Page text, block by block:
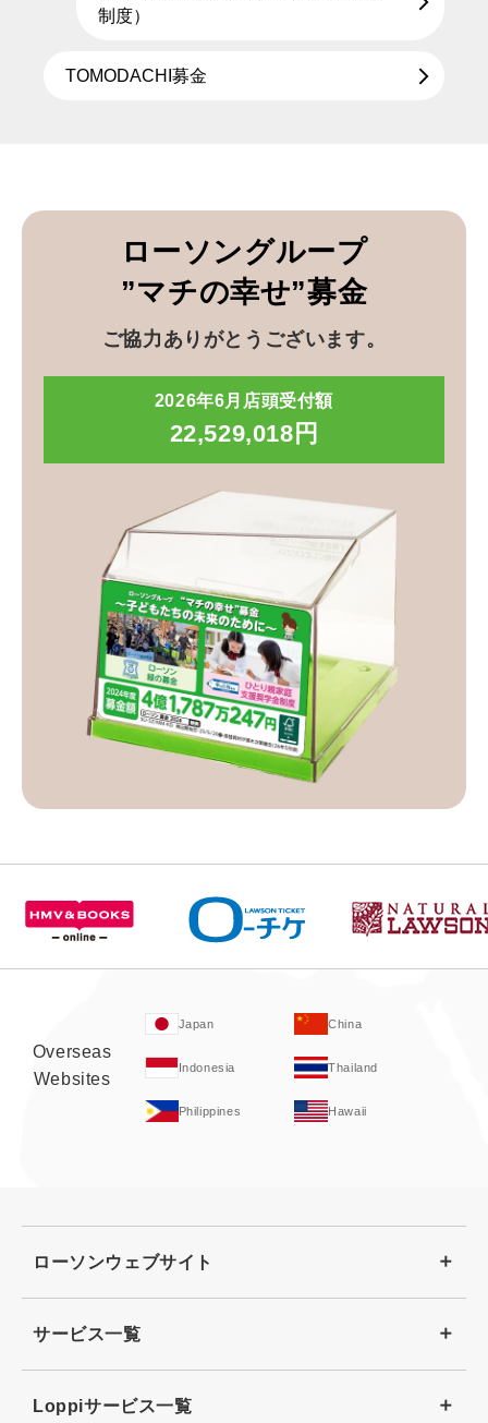
制度）
TOMODACHI募金
ローソングループ
”マチの幸せ”募金
ご協力ありがとうございます。
2026年6月店頭受付額
22,529,018円
Overseas
Websites
Japan China
Indonesia Thailand
Philippines Hawaii
ローソンウェブサイト
サービス一覧
Loppiサービス一覧